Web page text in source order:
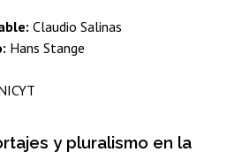
Claudio Salinas
Hans Stange
y pluralismo en la